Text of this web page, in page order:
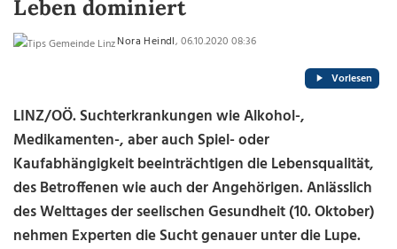
Leben dominiert
Nora Heindl, 06.10.2020 08:36
Vorlesen
LINZ/OÖ. Suchterkrankungen wie Alkohol-,
Medikamenten-, aber auch Spiel- oder
Kaufabhängigkeit beeinträchtigen die Lebensqualität,
des Betroffenen wie auch der Angehörigen. Anlässlich
des Welttages der seelischen Gesundheit (10. Oktober)
nehmen Experten die Sucht genauer unter die Lupe.